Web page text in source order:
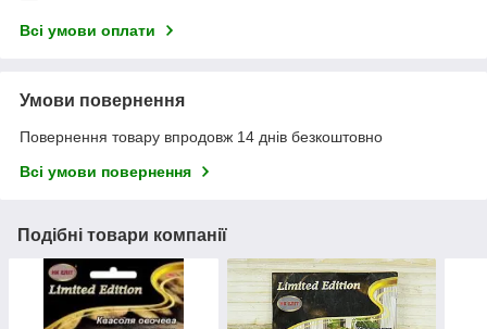
Всі умови оплати
Умови повернення
Повернення товару впродовж 14 днів безкоштовно
Всі умови повернення
Подібні товари компанії